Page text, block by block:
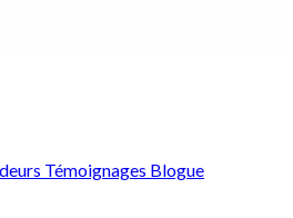
Témoignages Blogue